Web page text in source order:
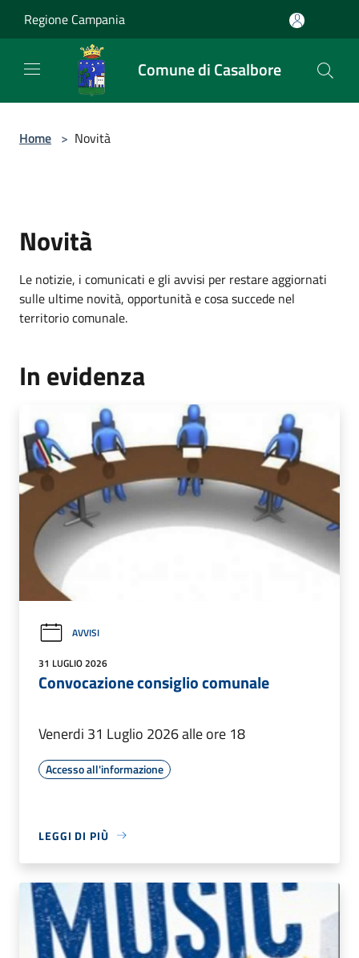
Regione Campania
Comune di Casalbore
Home > Novità
Novità
Le notizie, i comunicati e gli avvisi per restare aggiornati
sulle ultime novità, opportunità e cosa succede nel
territorio comunale.
In evidenza
AVVISI
31 LUGLIO 2026
Convocazione consiglio comunale
Venerdi 31 Luglio 2026 alle ore 18
Accesso all'informazione
LEGGI DI PIÙ